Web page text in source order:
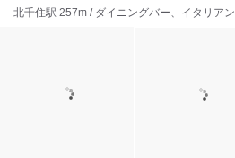
北千住駅 257m / ダイニングバー、イタリアン